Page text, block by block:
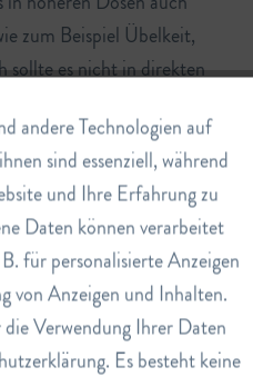
zum Beispiel Übelkeit,
sollte es nicht in direkten
und kostengünstiges
Geschichte der Anwendung in
Reinigungsmittel,
Entgiftung des Körpers
bei der Anwendung Vorsicht
sollten vermieden werden.
Aktiv
Inaktiv
Inaktiv
Inaktiv
andere Technologien auf
sind essenziell, während
und Ihre Erfahrung zu
Daten können verarbeitet
für personalisierte Anzeigen
von Anzeigen und Inhalten.
Verwendung Ihrer Daten
Es besteht keine